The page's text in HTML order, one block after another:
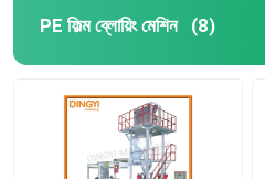
PE ফিল্ম ব্লোয়িং মেশিন (8)